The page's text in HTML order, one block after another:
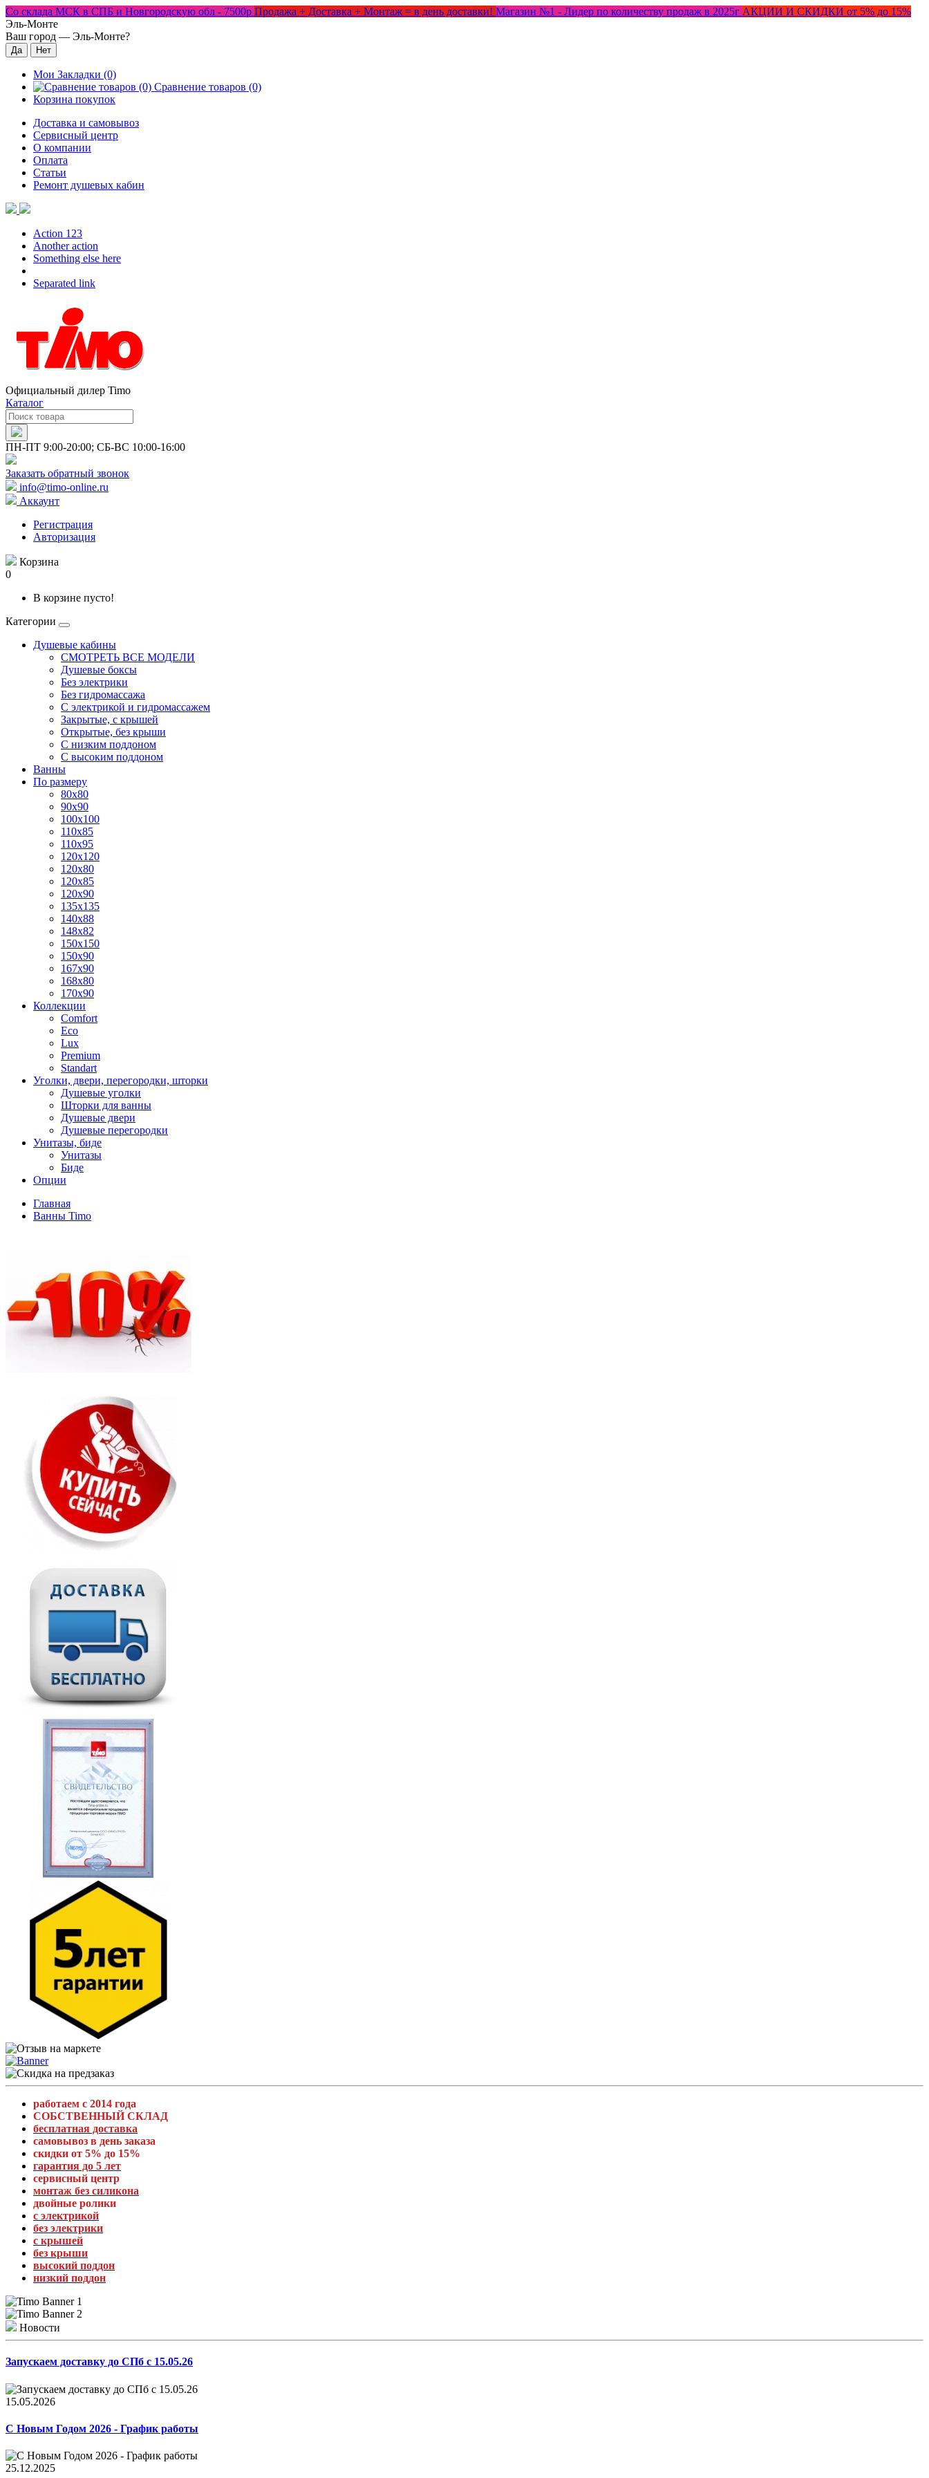
Со склада МСК в СПБ и Новгородскую обл - 7500р Продажа + Доставка + Монтаж = в день доставки! Магазин №1 - Лидер по количеству продаж в 2025г АКЦИИ И СКИДКИ от 5% до 15%
Эль-Монте
Ваш город — Эль-Монте?
Мои Закладки (0)
Сравнение товаров (0)
Корзина покупок
Доставка и самовывоз
Сервисный центр
О компании
Оплата
Статьи
Ремонт душевых кабин
Action 123
Another action
Something else here
Separated link
Официальный дилер Timo
Каталог
ПН-ПТ 9:00-20:00; СБ-ВС 10:00-16:00
Заказать обратный звонок
info@timo-online.ru
Аккаунт
Регистрация
Авторизация
Корзина
0
В корзине пусто!
Категории
Душевые кабины
СМОТРЕТЬ ВСЕ МОДЕЛИ
Душевые боксы
Без электрики
Без гидромассажа
С электрикой и гидромассажем
Закрытые, с крышей
Открытые, без крыши
С низким поддоном
С высоким поддоном
Ванны
По размеру
80x80
90x90
100x100
110x85
110x95
120x120
120x80
120x85
120x90
135x135
140x88
148x82
150x150
150x90
167x90
168x80
170x90
Коллекции
Comfort
Eco
Lux
Premium
Standart
Уголки, двери, перегородки, шторки
Душевые уголки
Шторки для ванны
Душевые двери
Душевые перегородки
Унитазы, биде
Унитазы
Биде
Опции
Главная
Ванны Timo
работаем с 2014 года
СОБСТВЕННЫЙ СКЛАД
бесплатная доставка
самовывоз в день заказа
скидки от 5% до 15%
гарантия до 5 лет
сервисный центр
монтаж без силикона
двойные ролики
с электрикой
без электрики
с крышей
без крыши
высокий поддон
низкий поддон
Новости
Запускаем доставку до СПб с 15.05.26
15.05.2026
С Новым Годом 2026 - График работы
25.12.2025